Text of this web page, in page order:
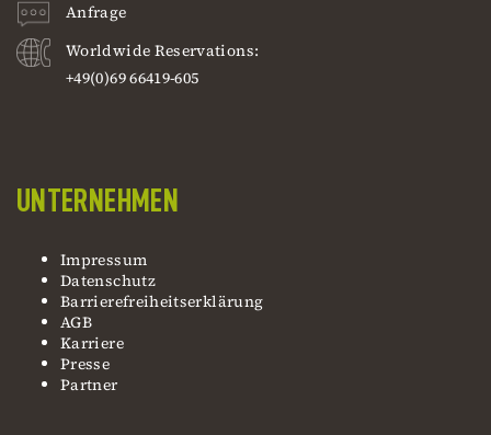
Anfrage
Worldwide Reservations:
+49(0)69 66419-605
UNTERNEHMEN
Impressum
Datenschutz
Barrierefreiheitserklärung
AGB
Karriere
Presse
Partner